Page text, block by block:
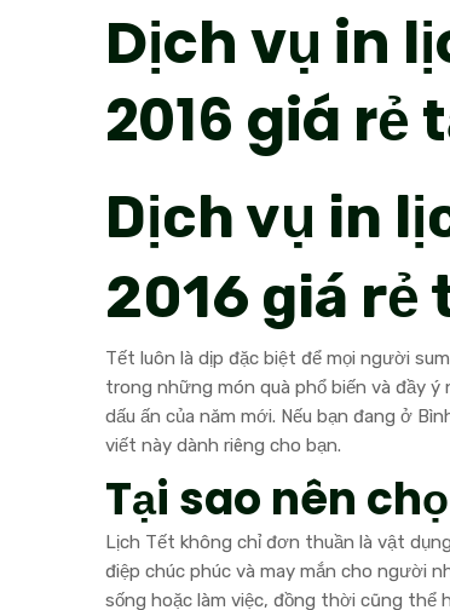
Dịch vụ in
2016 giá rẻ
Dịch vụ in
2016 giá rẻ
Tết luôn là dịp đặc biệt để mọi người
trong những món quà phổ biến và đầy
dấu ấn của năm mới. Nếu bạn đang ở
viết này dành riêng cho bạn.
Tại sao nên
Lịch Tết không chỉ đơn thuần là vật
điệp chúc phúc và may mắn cho người
sống hoặc làm việc, đồng thời cũng thể